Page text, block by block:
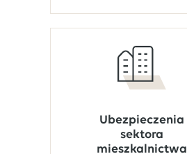
Ubezpieczenia
sektora
mieszkalnictwa